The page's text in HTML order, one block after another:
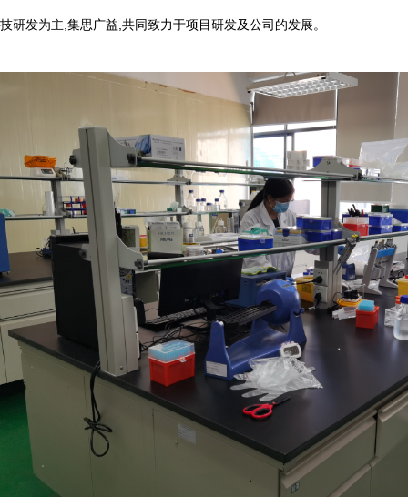
技研发为主,集思广益,共同致力于项目研发及公司的发展。